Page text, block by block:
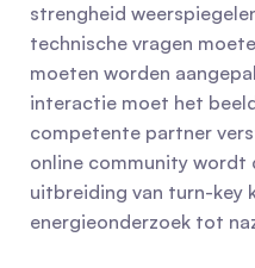
strengheid
technische vragen
moeten worden
interactie moet het
competente partner
online community wordt
uitbreiding van turn-key
energieonderzoek tot